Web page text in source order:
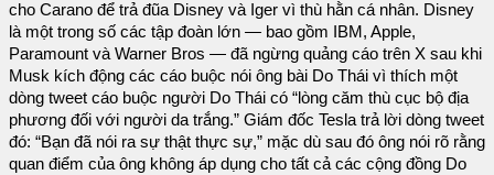
cho Carano để trả đũa Disney và Iger vì thù hằn cá nhân. Disney
là một trong số các tập đoàn lớn — bao gồm IBM, Apple,
Paramount và Warner Bros — đã ngừng quảng cáo trên X sau khi
Musk kích động các cáo buộc nói ông bài Do Thái vì thích một
dòng tweet cáo buộc người Do Thái có “lòng căm thù cục bộ địa
phương đối với người da trắng.” Giám đốc Tesla trả lời dòng tweet
đó: “Bạn đã nói ra sự thật thực sự,” mặc dù sau đó ông nói rõ rằng
quan điểm của ông không áp dụng cho tất cả các cộng đồng Do